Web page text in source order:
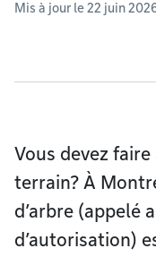
Mis à jour le 22 juin
Vous devez
terrain? À
d’arbre (appelé
d’autorisation)